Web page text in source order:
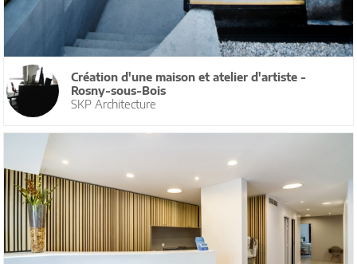
Création d'une maison et atelier d'artiste -
Rosny-sous-Bois
SKP Architecture